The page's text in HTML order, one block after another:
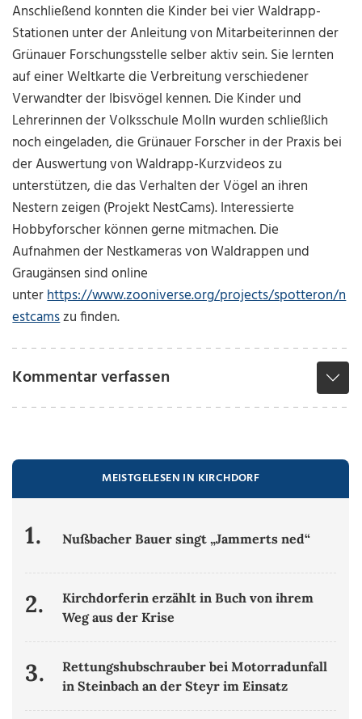
Anschließend konnten die Kinder bei vier Waldrapp-
Stationen unter der Anleitung von Mitarbeiterinnen der
Grünauer Forschungsstelle selber aktiv sein. Sie lernten
auf einer Weltkarte die Verbreitung verschiedener
Verwandter der Ibisvögel kennen. Die Kinder und
Lehrerinnen der Volksschule Molln wurden schließlich
noch eingeladen, die Grünauer Forscher in der Praxis bei
der Auswertung von Waldrapp-Kurzvideos zu
unterstützen, die das Verhalten der Vögel an ihren
Nestern zeigen (Projekt NestCams). Interessierte
Hobbyforscher können gerne mitmachen. Die
Aufnahmen der Nestkameras von Waldrappen und
Graugänsen sind online
unterhttps://www.zooniverse.org/projects/spotteron/n
estcamszu finden.
Kommentar verfassen
MEISTGELESEN IN KIRCHDORF
1. Nußbacher Bauer singt „Jammerts ned“
2.
Kirchdorferin erzählt in Buch von ihrem
Weg aus der Krise
3.
Rettungshubschrauber bei Motorradunfall
in Steinbach an der Steyr im Einsatz